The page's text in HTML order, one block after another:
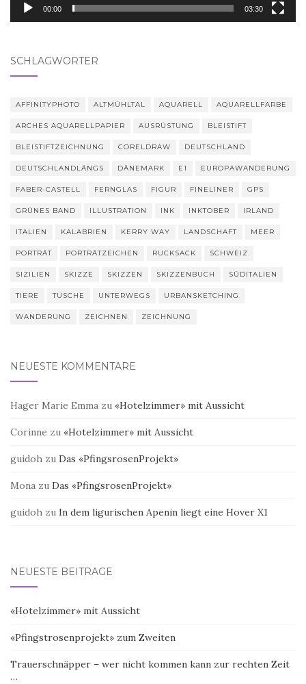
00:00 03:30
SCHLAGWÖRTER
AFFINITYPHOTO ALTMÜHLTAL AQUARELL AQUARELLFARBE
ARCHES AQUARELLPAPIER AUSRÜSTUNG BLEISTIFT
BLEISTIFTZEICHNUNG CORELDRAW DEUTSCHLAND
DEUTSCHLANDLÄNGS DÄNEMARK E1 EUROPAWANDERUNG
FABER-CASTELL FERNGLAS FIGUR FINELINER GPS
GRÜNES BAND ILLUSTRATION INK INKTOBER IRLAND
ITALIEN KALABRIEN KERRY WAY LANDSCHAFT MEER
PORTRÄT PORTRÄTZEICHEN RUCKSACK SCHWEIZ
SIZILIEN SKIZZE SKIZZEN SKIZZENBUCH SÜDITALIEN
TIERE TUSCHE UNTERWEGS URBANSKETCHING
WANDERUNG ZEICHNEN ZEICHNUNG
NEUESTE KOMMENTARE
Hager Marie Emma zu «Hotelzimmer» mit Aussicht
Corinne zu «Hotelzimmer» mit Aussicht
guidoh zu Das «PfingsrosenProjekt»
Mona zu Das «PfingsrosenProjekt»
guidoh zu In dem ligurischen Apenin liegt eine Hover X1
NEUESTE BEITRÄGE
«Hotelzimmer» mit Aussicht
«Pfingstrosenprojekt» zum Zweiten
Trauerschnäpper – wer nicht kommen kann zur rechten Zeit
…